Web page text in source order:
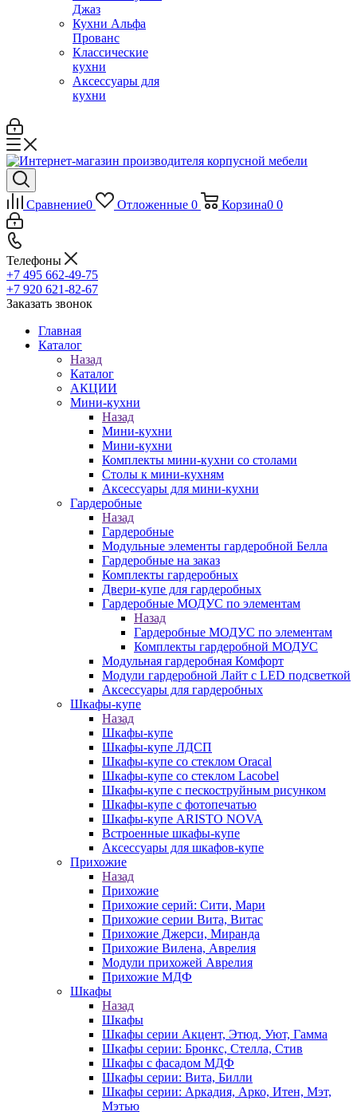
Джаз
Кухни Альфа
Прованс
Классические
кухни
Аксессуары для
кухни
Сравнение0 Отложенные 0 Корзина0 0
Телефоны
+7 495 662-49-75
+7 920 621-82-67
Заказать звонок
Главная
Каталог
Назад
Каталог
АКЦИИ
Мини-кухни
Назад
Мини-кухни
Мини-кухни
Комплекты мини-кухни со столами
Столы к мини-кухням
Аксессуары для мини-кухни
Гардеробные
Назад
Гардеробные
Модульные элементы гардеробной Белла
Гардеробные на заказ
Комплекты гардеробных
Двери-купе для гардеробных
Гардеробные МОДУС по элементам
Назад
Гардеробные МОДУС по элементам
Комплекты гардеробной МОДУС
Модульная гардеробная Комфорт
Модули гардеробной Лайт с LED подсветкой
Аксессуары для гардеробных
Шкафы-купе
Назад
Шкафы-купе
Шкафы-купе ЛДСП
Шкафы-купе со стеклом Oracal
Шкафы-купе со стеклом Lacobel
Шкафы-купе с пескоструйным рисунком
Шкафы-купе с фотопечатью
Шкафы-купе ARISTO NOVA
Встроенные шкафы-купе
Аксессуары для шкафов-купе
Прихожие
Назад
Прихожие
Прихожие серий: Сити, Мари
Прихожие серии Вита, Витас
Прихожие Джерси, Миранда
Прихожие Вилена, Аврелия
Модули прихожей Аврелия
Прихожие МДФ
Шкафы
Назад
Шкафы
Шкафы серии Акцент, Этюд, Уют, Гамма
Шкафы серии: Бронкс, Стелла, Стив
Шкафы с фасадом МДФ
Шкафы серии: Вита, Билли
Шкафы серии: Аркадия, Арко, Итен, Мэт,
Мэтью